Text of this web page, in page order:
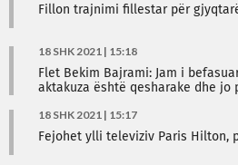
Fillon trajnimi fillestar për
18 SHK 2021 | 15:18
Flet Bekim Bajrami: Jam i
aktakuza është qesharake dhe jo
18 SHK 2021 | 15:17
Fejohet ylli televiziv Paris Hilton,